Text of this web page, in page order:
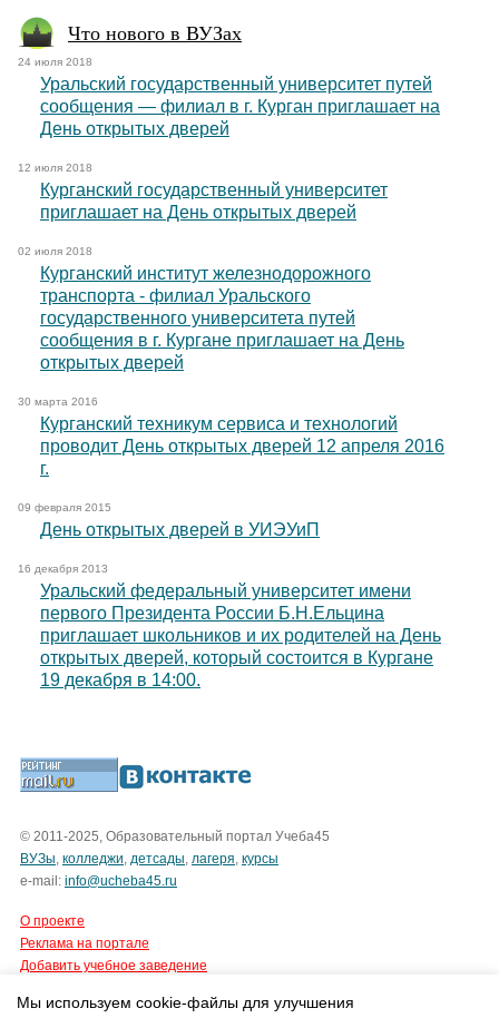
Что нового в ВУЗах
24 июля 2018
Уральский государственный университет путей
сообщения — филиал в г. Курган приглашает на
День открытых дверей
12 июля 2018
Курганский государственный университет
приглашает на День открытых дверей
02 июля 2018
Курганский институт железнодорожного
транспорта - филиал Уральского
государственного университета путей
сообщения в г. Кургане приглашает на День
открытых дверей
30 марта 2016
Курганский техникум сервиса и технологий
проводит День открытых дверей 12 апреля 2016
г.
09 февраля 2015
День открытых дверей в УИЭУиП
16 декабря 2013
Уральский федеральный университет имени
первого Президента России Б.Н.Ельцина
приглашает школьников и их родителей на День
открытых дверей, который состоится в Кургане
19 декабря в 14:00.
© 2011-2025, Образовательный портал Учеба45
ВУЗы, колледжи, детсады, лагеря, курсы
e-mail: info@ucheba45.ru
О проекте
Реклама на портале
Добавить учебное заведение
Все права защищены.
Мы используем cookie-файлы для улучшения